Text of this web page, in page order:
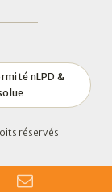
nLPD &
réservés